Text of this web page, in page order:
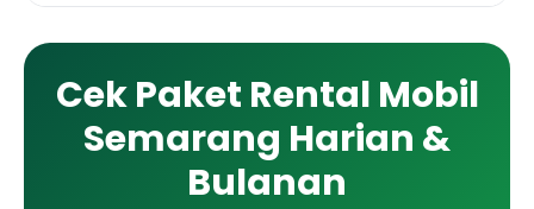
Cek Paket Rental Mobil
Semarang Harian &
Bulanan